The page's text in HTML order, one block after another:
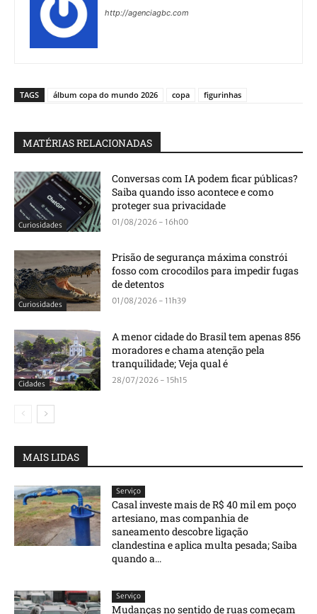
http://agenciagbc.com
TAGS álbum copa do mundo 2026 copa figurinhas
MATÉRIAS RELACIONADAS
Curiosidades
Conversas com IA podem ficar públicas?
Saiba quando isso acontece e como
proteger sua privacidade
01/08/2026 - 16h00
Curiosidades
Prisão de segurança máxima constrói
fosso com crocodilos para impedir fugas
de detentos
01/08/2026 - 11h39
Cidades
A menor cidade do Brasil tem apenas 856
moradores e chama atenção pela
tranquilidade; Veja qual é
28/07/2026 - 15h15
MAIS LIDAS
Serviço
Casal investe mais de R$ 40 mil em poço
artesiano, mas companhia de
saneamento descobre ligação
clandestina e aplica multa pesada; Saiba
quando a...
Serviço
Mudanças no sentido de ruas começam